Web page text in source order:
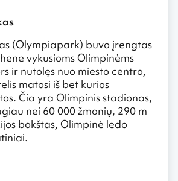
(Olympiapark) buvo įrengtas
vykusioms Olimpinėms
ir nutolęs nuo miesto centro,
matosi iš bet kurios
Čia yra Olimpinis stadionas,
nei 60 000 žmonių, 290 m
bokštas, Olimpinė ledo